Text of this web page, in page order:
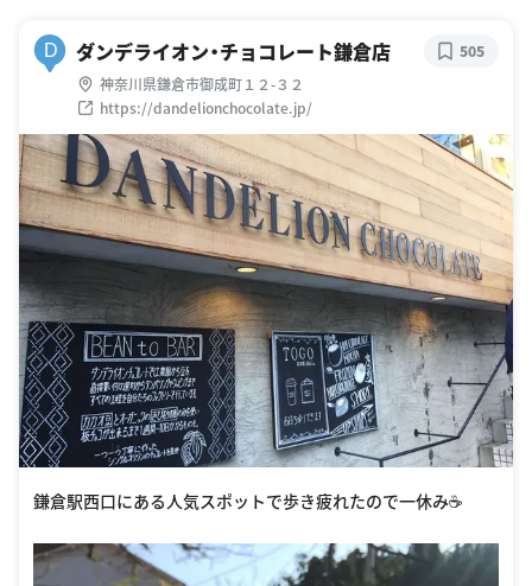
D ダンデライオン・チョコレート鎌倉店
神奈川県鎌倉市御成町１２-３２
https://dandelionchocolate.jp/
505
鎌倉駅西口にある人気スポットで歩き疲れたので一休み☕️